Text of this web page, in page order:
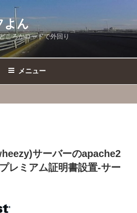
よん
ころかロードで外回り
メニュー
サーバーのapache2
レミアム証明書設置-サー